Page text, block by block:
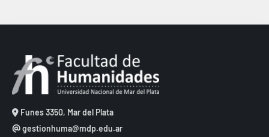
Funes 3350, Mar del Plata
gestionhuma@mdp.edu.ar